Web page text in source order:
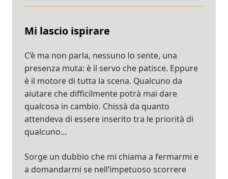
Mi lascio ispirare
C’è ma non parla, nessuno lo sente, una
presenza muta: è il servo che patisce. Eppure
è il motore di tutta la scena. Qualcuno da
aiutare che difficilmente potrà mai dare
qualcosa in cambio. Chissà da quanto
attendeva di essere inserito tra le priorità di
qualcuno…
Sorge un dubbio che mi chiama a fermarmi e
a domandarmi se nell’impetuoso scorrere